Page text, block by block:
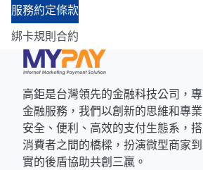
服務約定條款
綁卡規則合約
高鉅是台灣領先的金融科技公司，
金融服務，我們以創新的思維和專
安全、便利、高效的支付生態系，
消費者之間的橋樑，扮演微型商家
實的後盾協助共創三贏。